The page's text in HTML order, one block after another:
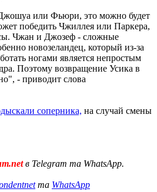
или Фьюри, это можно будет
победить Чжиллея или Паркера,
Чжан и Джозеф - сложные
новозеландец, который из-за
ногами является непростым
Поэтому возвращение Усика в
- приводит слова
соперника, на случай смены
в Telegram та WhatsApp.
та WhatsApp